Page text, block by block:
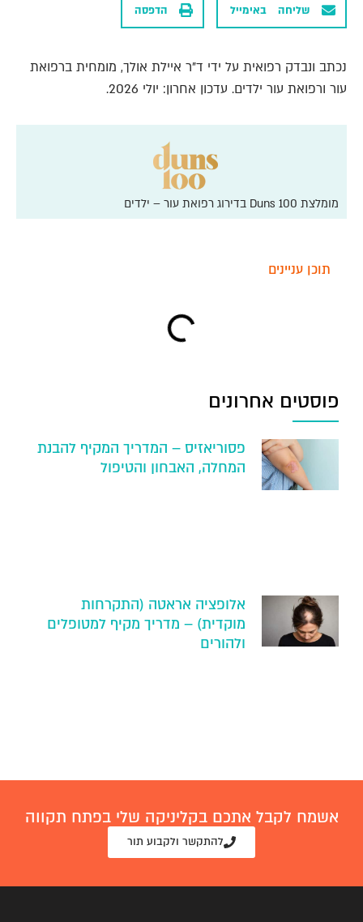
שליחה באימייל הדפסה
נכתב ונבדק רפואית על ידי ד"ר איילת אולך, מומחית ברפואת
עור ורפואת עור ילדים. עדכון אחרון: יולי 2026.
מומלצת Duns 100 בדירוג רפואת עור – ילדים
תוכן עניינים
פוסטים אחרונים
פסוריאזיס – המדריך המקיף להבנת
המחלה, האבחון והטיפול
אלופציה אראטה (התקרחות
מוקדית) – מדריך מקיף למטופלים
ולהורים
אשמח לקבל אתכם בקליניקה שלי בפתח תקווה
להתקשר ולקבוע תור